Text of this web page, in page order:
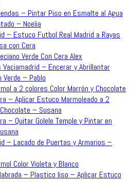
– Pintar Piso en Esmalte al Agua
– Noelia
– Estuco Futbol Real Madrid a Rayas
con Cera
Verde Con Cera Alex
– Encerar y Abrillantar
Verde – Pablo
a 2 colores Color Marrón y Chocolate
– Aplicar Estuco Marmoleado a 2
– Susana
– Quitar Golele Temple y Pintar en
– Lacado de Puertas y Armarios –
Color Violeta y Blanco
– Plastico liso – Aplicar Estuco